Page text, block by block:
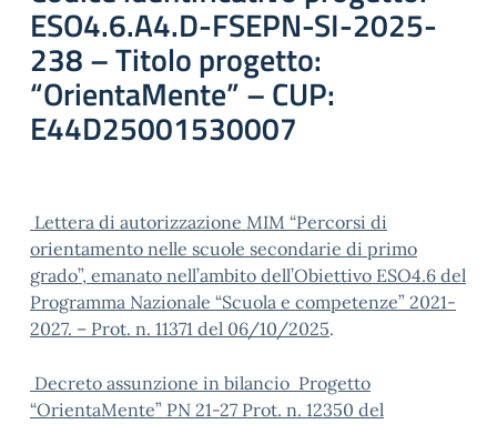
ESO4.6.A4.D-FSEPN-SI-2025-
238 – Titolo progetto:
“OrientaMente” – CUP:
E44D25001530007
Lettera di autorizzazione MIM “Percorsi di
orientamento nelle scuole secondarie di primo
grado”, emanato nell’ambito dell’Obiettivo ESO4.6 del
Programma Nazionale “Scuola e competenze” 2021-
2027. – Prot. n. 11371 del 06/10/2025.
Decreto assunzione in bilancio Progetto
“OrientaMente” PN 21-27 Prot. n. 12350 del